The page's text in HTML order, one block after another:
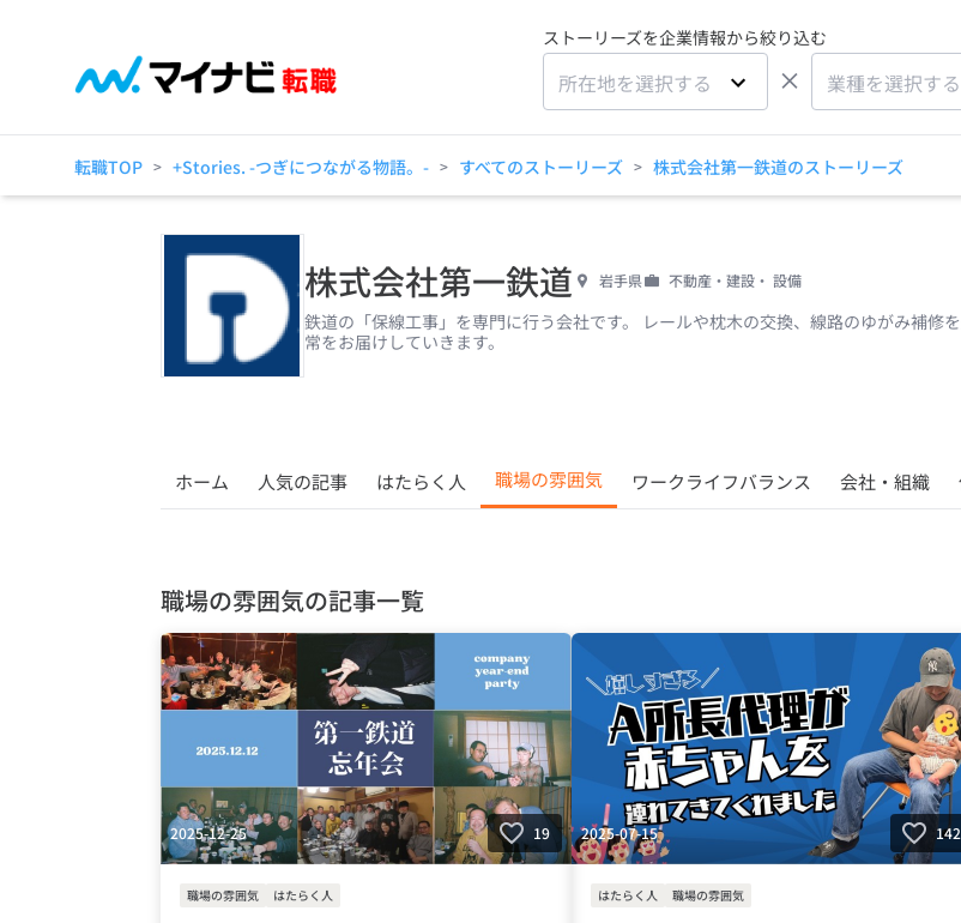
ストーリーズを企業情報から絞り込む
所在地を選択する × 業種を選択する
転職TOP > +Stories. -つぎにつながる物語。- > すべてのストーリーズ > 株式会社第一鉄道のストーリーズ
株式会社第一鉄道 岩手県 不動産・建設・ 設備
鉄道の「保線工事」を専門に行う会社です。 レールや枕木の交換、線路のゆがみ補修
常をお届けしていきます。
ホーム 人気の記事 はたらく人 職場の雰囲気 ワークライフバランス 会社・組織
職場の雰囲気の記事一覧
2025-12-25 19
職場の雰囲気 はたらく人
2025-07-15 142
はたらく人 職場の雰囲気